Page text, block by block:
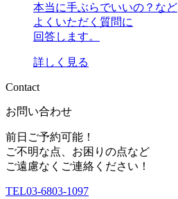
本当に手ぶらでいいの？など
よくいただく質問に
回答します。
詳しく見る
Contact
お問い合わせ
前日ご予約可能！
ご不明な点、お困りの点など
ご遠慮なくご連絡ください！
TEL03-6803-1097